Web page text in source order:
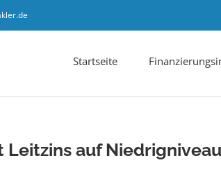
Startseite
auf Niedrigniveau